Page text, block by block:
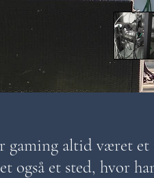
gaming altid været
også et sted, hvor